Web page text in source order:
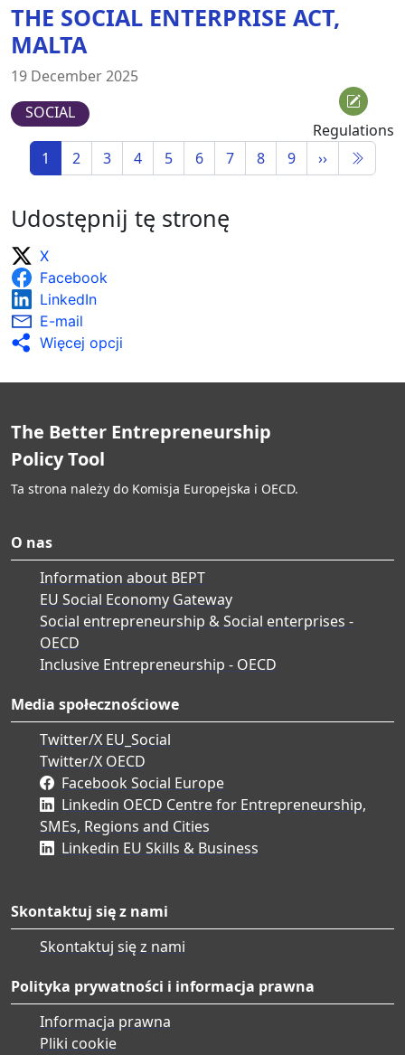
THE SOCIAL ENTERPRISE ACT,
MALTA
19 December 2025
SOCIAL
Regulations
1
2 3 4 5 6 7 8 9 ››
Udostępnij tę stronę
X
Facebook
LinkedIn
E-mail
Więcej opcji
The Better Entrepreneurship
Policy Tool
Ta strona należy do Komisja Europejska i OECD.
O nas
Information about BEPT
EU Social Economy Gateway
Social entrepreneurship & Social enterprises -
OECD
Inclusive Entrepreneurship - OECD
Media społecznościowe
Twitter/X EU_Social
Twitter/X OECD
Facebook Social Europe
Linkedin OECD Centre for Entrepreneurship,
SMEs, Regions and Cities
Linkedin EU Skills & Business
Skontaktuj się z nami
Skontaktuj się z nami
Polityka prywatności i informacja prawna
Informacja prawna
Pliki cookie